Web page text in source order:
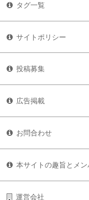
タグ一覧
サイトポリシー
投稿募集
広告掲載
お問合わせ
本サイトの趣旨とメン
運営会社